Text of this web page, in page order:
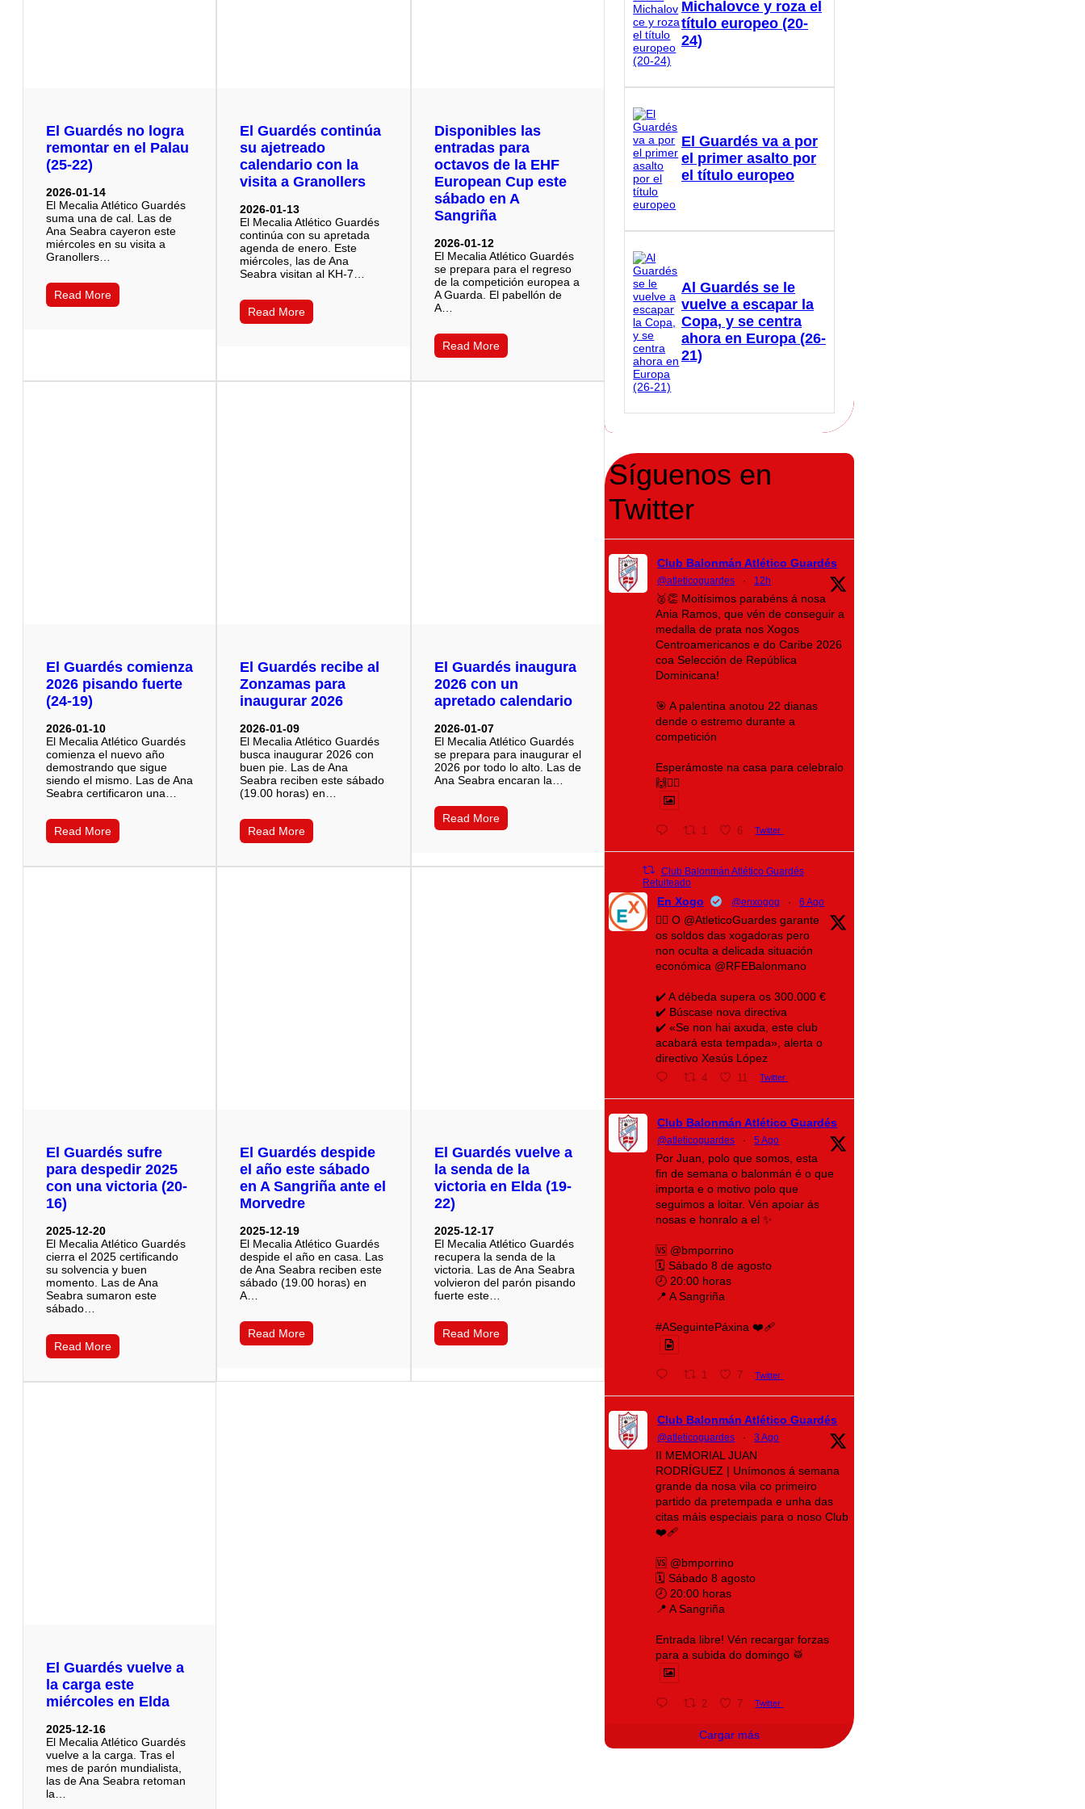
El Guardés no logra
remontar en el Palau
(25-22)
2026-01-14
El Mecalia Atlético Guardés
suma una de cal. Las de
Ana Seabra cayeron este
miércoles en su visita a
Granollers…
Read More
El Guardés continúa
su ajetreado
calendario con la
visita a Granollers
2026-01-13
El Mecalia Atlético Guardés
continúa con su apretada
agenda de enero. Este
miércoles, las de Ana
Seabra visitan al KH-7…
Read More
Disponibles las
entradas para
octavos de la EHF
European Cup este
sábado en A
Sangriña
2026-01-12
El Mecalia Atlético Guardés
se prepara para el regreso
de la competición europea a
A Guarda. El pabellón de
A…
Read More
El Guardés comienza
2026 pisando fuerte
(24-19)
2026-01-10
El Mecalia Atlético Guardés
comienza el nuevo año
demostrando que sigue
siendo el mismo. Las de Ana
Seabra certificaron una…
Read More
El Guardés recibe al
Zonzamas para
inaugurar 2026
2026-01-09
El Mecalia Atlético Guardés
busca inaugurar 2026 con
buen pie. Las de Ana
Seabra reciben este sábado
(19.00 horas) en…
Read More
El Guardés inaugura
2026 con un
apretado calendario
2026-01-07
El Mecalia Atlético Guardés
se prepara para inaugurar el
2026 por todo lo alto. Las de
Ana Seabra encaran la…
Read More
El Guardés sufre
para despedir 2025
con una victoria (20-
16)
2025-12-20
El Mecalia Atlético Guardés
cierra el 2025 certificando
su solvencia y buen
momento. Las de Ana
Seabra sumaron este
sábado…
Read More
El Guardés despide
el año este sábado
en A Sangriña ante el
Morvedre
2025-12-19
El Mecalia Atlético Guardés
despide el año en casa. Las
de Ana Seabra reciben este
sábado (19.00 horas) en
A…
Read More
El Guardés vuelve a
la senda de la
victoria en Elda (19-
22)
2025-12-17
El Mecalia Atlético Guardés
recupera la senda de la
victoria. Las de Ana Seabra
volvieron del parón pisando
fuerte este…
Read More
El Guardés vuelve a
la carga este
miércoles en Elda
2025-12-16
El Mecalia Atlético Guardés
vuelve a la carga. Tras el
mes de parón mundialista,
las de Ana Seabra retoman
la…
Michalovce y roza el
título europeo (20-
24)
El Guardés va a por
el primer asalto por
el título europeo
Al Guardés se le
vuelve a escapar la
Copa, y se centra
ahora en Europa (26-
21)
Síguenos en
Twitter
Club Balonmán Atlético Guardés
@atleticoguardes · 12h
🥈👏 Moitísimos parabéns á nosa
Ania Ramos, que vén de conseguir a
medalla de prata nos Xogos
Centroamericanos e do Caribe 2026
coa Selección de República
Dominicana!
🎯 A palentina anotou 22 dianas
dende o estremo durante a
competición
Esperámoste na casa para celebralo
🙌❤️‍🔥
1 6 Twitter
Club Balonmán Atlético Guardés
Retuiteado
En Xogo @enxogog · 6 Ago
🤾‍♀️ O @AtleticoGuardes garante
os soldos das xogadoras pero
non oculta a delicada situación
económica @RFEBalonmano
✔️ A débeda supera os 300.000 €
✔️ Búscase nova directiva
✔️ «Se non hai axuda, este club
acabará esta tempada», alerta o
directivo Xesús López
4 11 Twitter
Club Balonmán Atlético Guardés
@atleticoguardes · 5 Ago
Por Juan, polo que somos, esta
fin de semana o balonmán é o que
importa e o motivo polo que
seguimos a loitar. Vén apoiar ás
nosas e honralo a el ✨
🆚 @bmporrino
🗓️ Sábado 8 de agosto
🕗 20:00 horas
📍 A Sangriña
#ASeguintePáxina ❤️‍🩹
1 7 Twitter
Club Balonmán Atlético Guardés
@atleticoguardes · 3 Ago
II MEMORIAL JUAN
RODRÍGUEZ | Unímonos á semana
grande da nosa vila co primeiro
partido da pretempada e unha das
citas máis especiais para o noso Club
❤️‍🩹
🆚 @bmporrino
🗓️ Sábado 8 agosto
🕗 20:00 horas
📍 A Sangriña
Entrada libre! Vén recargar forzas
para a subida do domingo 🥁
2 7 Twitter
Cargar más